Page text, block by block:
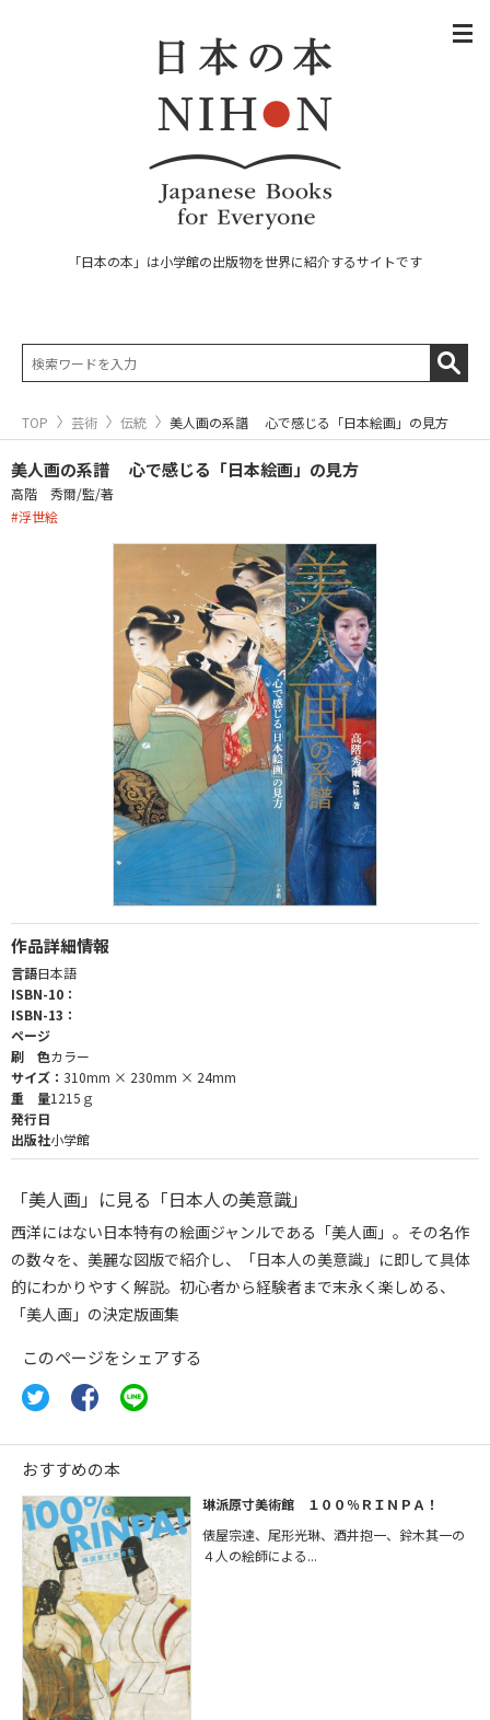
「日本の本」は小学館の出版物を世界に紹介するサイトです
TOP 芸術 伝統 美人画の系譜 心で感じる「日本絵画」の見方
美人画の系譜 心で感じる「日本絵画」の見方
高階 秀爾/監/著
#浮世絵
作品詳細情報
言語日本語
ISBN-10：
ISBN-13：
ページ
刷 色カラー
サイズ： 310mm × 230mm × 24mm
重 量1215ｇ
発行日
出版社小学館
「美人画」に見る「日本人の美意識」
西洋にはない日本特有の絵画ジャンルである「美人画」。その名作
の数々を、美麗な図版で紹介し、「日本人の美意識」に即して具体
的にわかりやすく解説。初心者から経験者まで末永く楽しめる、
「美人画」の決定版画集
このページをシェアする
おすすめの本
琳派原寸美術館 １００％ＲＩＮＰＡ！
俵屋宗達、尾形光琳、酒井抱一、鈴木其一の
４人の絵師による...